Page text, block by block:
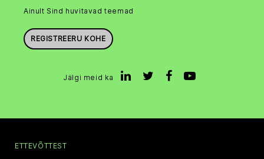
Ainult Sind huvitavad teemad
REGISTREERU KOHE
Jälgi meid ka
ETTEVÕTTEST